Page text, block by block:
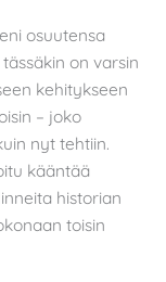
osuutensa
on varsin
kehitykseen
– joko
nyt tehtiin.
kääntää
historian
toisin